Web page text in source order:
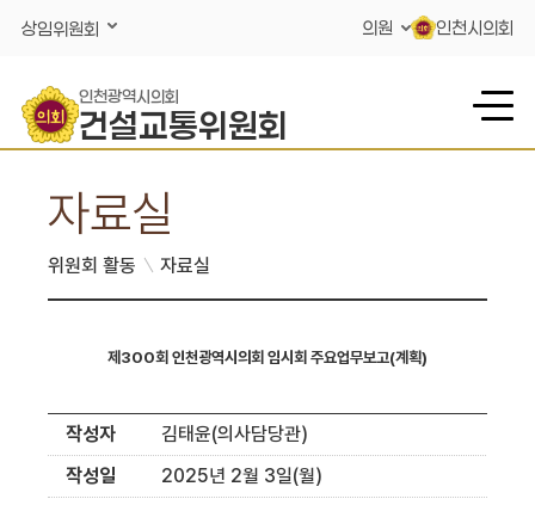
상임위원회 의원 인천시의회
인천광역시의회
건설교통위원회
자료실
위원회 활동 자료실
제300회 인천광역시의회 임시회 주요업무보고(계획)
작성자
김태윤(의사담당관)
작성일
2025년 2월 3일(월)